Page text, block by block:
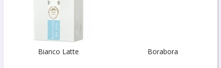
Bianco Latte Borabora